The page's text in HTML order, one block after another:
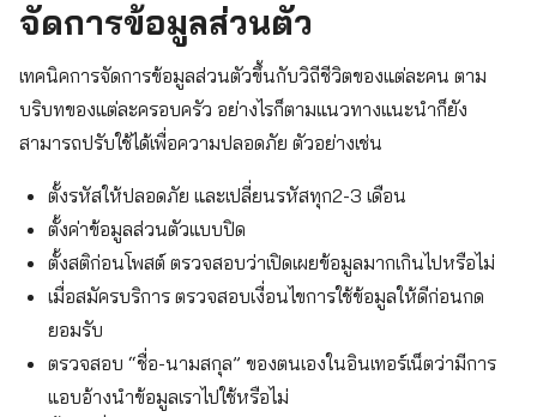
จัดการข้อมูลส่วนตัว
เทคนิคการจัดการข้อมูลส่วนตัวขึ้นกับวิถีชีวิตของแต่ละคน ตาม
บริบทของแต่ละครอบครัว อย่างไรก็ตามแนวทางแนะนำก็ยัง
สามารถปรับใช้ได้เพื่อความปลอดภัย ตัวอย่างเช่น
ตั้งรหัสให้ปลอดภัย และเปลี่ยนรหัสทุก2-3 เดือน
ตั้งค่าข้อมูลส่วนตัวแบบปิด
ตั้งสติก่อนโพสต์ ตรวจสอบว่าเปิดเผยข้อมูลมากเกินไปหรือไม่
เมื่อสมัครบริการ ตรวจสอบเงื่อนไขการใช้ข้อมูลให้ดีก่อนกด
ยอมรับ
ตรวจสอบ “ชื่อ-นามสกุล” ของตนเองในอินเทอร์เน็ตว่ามีการ
แอบอ้างนำข้อมูลเราไปใช้หรือไม่